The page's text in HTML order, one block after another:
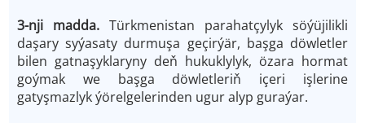
3-nji madda. Türkmenistan parahatçylyk söýüjilikli
daşary syýasaty durmuşa geçirýär, başga döwletler
bilen gatnaşyklaryny deň hukuklylyk, özara hormat
goýmak we başga döwletleriň içeri işlerine
gatyşmazlyk ýörelgelerinden ugur alyp guraýar.